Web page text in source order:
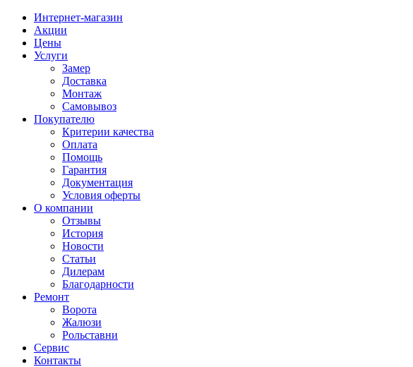
Интернет-магазин
Акции
Цены
Услуги
Замер
Доставка
Монтаж
Самовывоз
Покупателю
Критерии качества
Оплата
Помощь
Гарантия
Документация
Условия оферты
О компании
Отзывы
История
Новости
Статьи
Дилерам
Благодарности
Ремонт
Ворота
Жалюзи
Рольставни
Сервис
Контакты